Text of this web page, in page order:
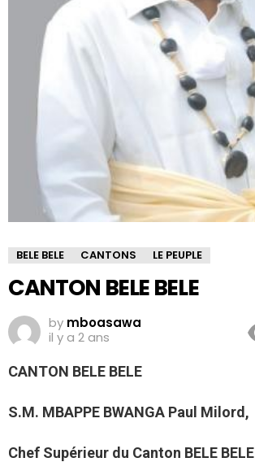
BELE BELE CANTONS LE PEUPLE
CANTON BELE BELE
by mboasawa
il y a 2 ans
CANTON BELE BELE
S.M. MBAPPE BWANGA Paul Milord,
Chef Supérieur du Canton BELE BELE